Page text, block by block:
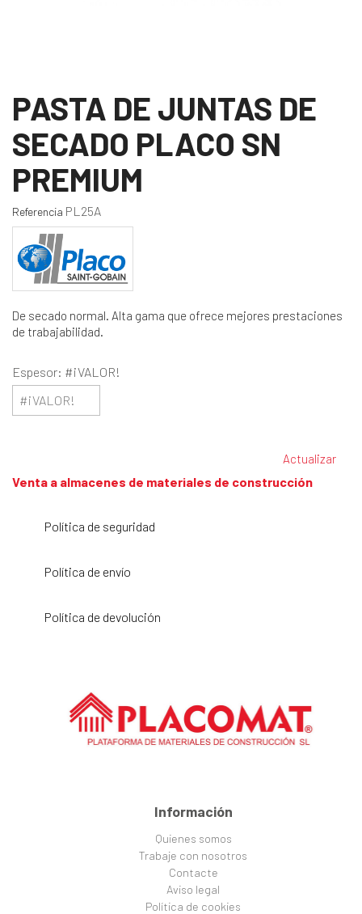
PASTA DE JUNTAS DE
SECADO PLACO SN
PREMIUM
Referencia PL25A
De secado normal. Alta gama que ofrece mejores prestaciones
de trabajabilidad.
Espesor: #¡VALOR!
Venta a almacenes de materiales de construcción
Política de seguridad
Política de envío
Política de devolución
Información
Quienes somos
Trabaje con nosotros
Contacte
Aviso legal
Política de cookies